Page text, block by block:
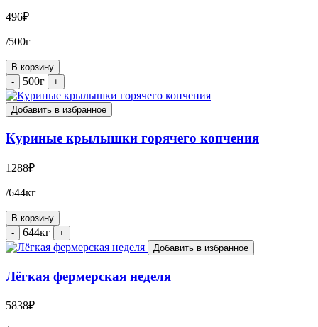
496₽
/500г
В корзину
-
500г +
Добавить в избранное
Куриные крылышки горячего копчения
1288₽
/644кг
В корзину
-
644кг
+
Добавить в избранное
Лёгкая фермерская неделя
5838₽